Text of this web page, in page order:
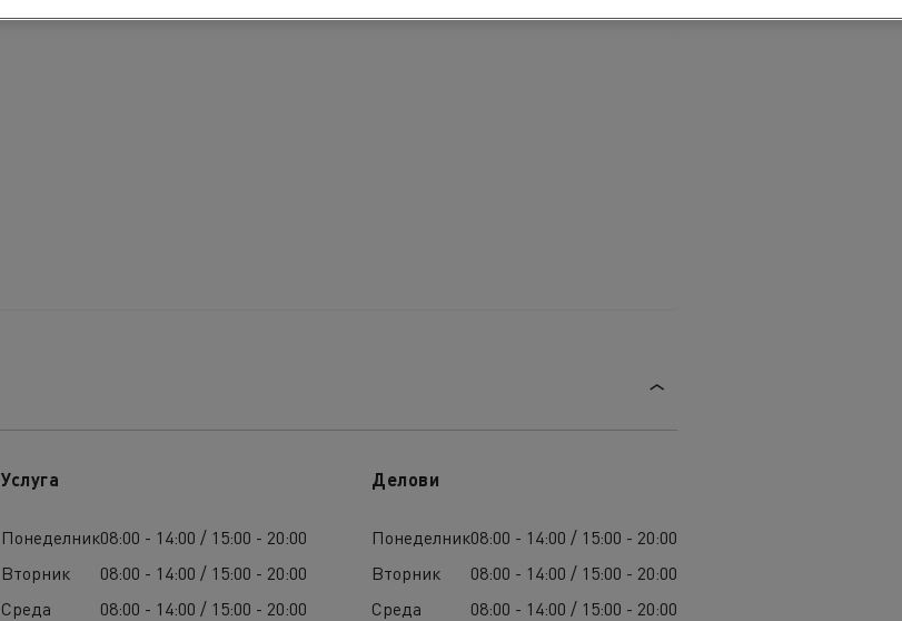
Услуга
Понеделник08:00 - 14:00 / 15:00 - 20:00
Вторник
08:00 - 14:00 / 15:00 - 20:00
Среда
08:00 - 14:00 / 15:00 - 20:00
Делови
Понеделник08:00 - 14:00 / 15:00 - 20:00
Вторник
08:00 - 14:00 / 15:00 - 20:00
Среда
08:00 - 14:00 / 15:00 - 20:00